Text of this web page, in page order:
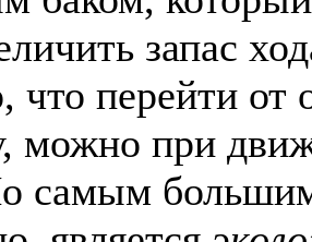
запас
что перейти от
можно при
самым